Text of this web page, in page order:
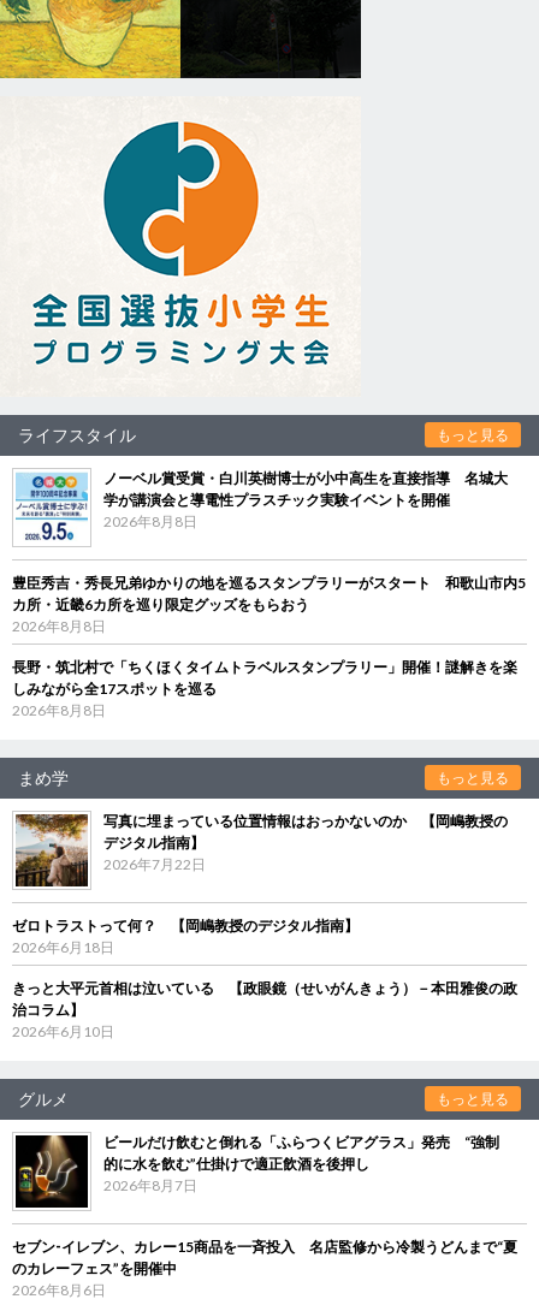
ライフスタイル もっと見る
ノーベル賞受賞・白川英樹博士が小中高生を直接指導 名城大
学が講演会と導電性プラスチック実験イベントを開催
2026年8月8日
豊臣秀吉・秀長兄弟ゆかりの地を巡るスタンプラリーがスタート 和歌山市内5
カ所・近畿6カ所を巡り限定グッズをもらおう
2026年8月8日
長野・筑北村で「ちくほくタイムトラベルスタンプラリー」開催！謎解きを楽
しみながら全17スポットを巡る
2026年8月8日
まめ学 もっと見る
写真に埋まっている位置情報はおっかないのか 【岡嶋教授の
デジタル指南】
2026年7月22日
ゼロトラストって何？ 【岡嶋教授のデジタル指南】
2026年6月18日
きっと大平元首相は泣いている 【政眼鏡（せいがんきょう）－本田雅俊の政
治コラム】
2026年6月10日
グルメ もっと見る
ビールだけ飲むと倒れる「ふらつくビアグラス」発売 “強制
的に水を飲む”仕掛けで適正飲酒を後押し
2026年8月7日
セブン‐イレブン、カレー15商品を一斉投入 名店監修から冷製うどんまで“夏
のカレーフェス”を開催中
2026年8月6日